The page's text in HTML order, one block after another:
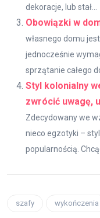
dekoracje, lub stał...
Obowiązki w
własnego domu
jednocześnie
sprzątanie całego
Styl kolonialny
zwrócić uwagę,
Zdecydowany we
nieco egzotyki –
popularnością.
szafy wykończenia